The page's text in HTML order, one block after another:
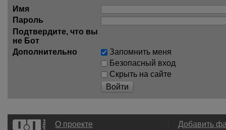
Имя
Пароль
Подтвердите, что вы
не Бот
Дополнительно
Запомнить меня
Безопасный вход
Скрыть на сайте
Войти
О проекте
Добавить